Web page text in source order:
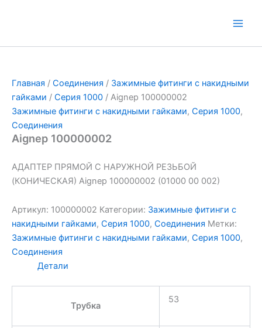
Главная / Соединения / Зажимные фитинги с накидными
гайками / Серия 1000 / Aignep 100000002
Зажимные фитинги с накидными гайками, Серия 1000,
Соединения
Aignep 100000002
АДАПТЕР ПРЯМОЙ С НАРУЖНОЙ РЕЗЬБОЙ
(КОНИЧЕСКАЯ) Aignep 100000002 (01000 00 002)
Артикул: 100000002 Категории: Зажимные фитинги с
накидными гайками, Серия 1000, Соединения Метки:
Зажимные фитинги с накидными гайками, Серия 1000,
Соединения
Детали
Трубка
53